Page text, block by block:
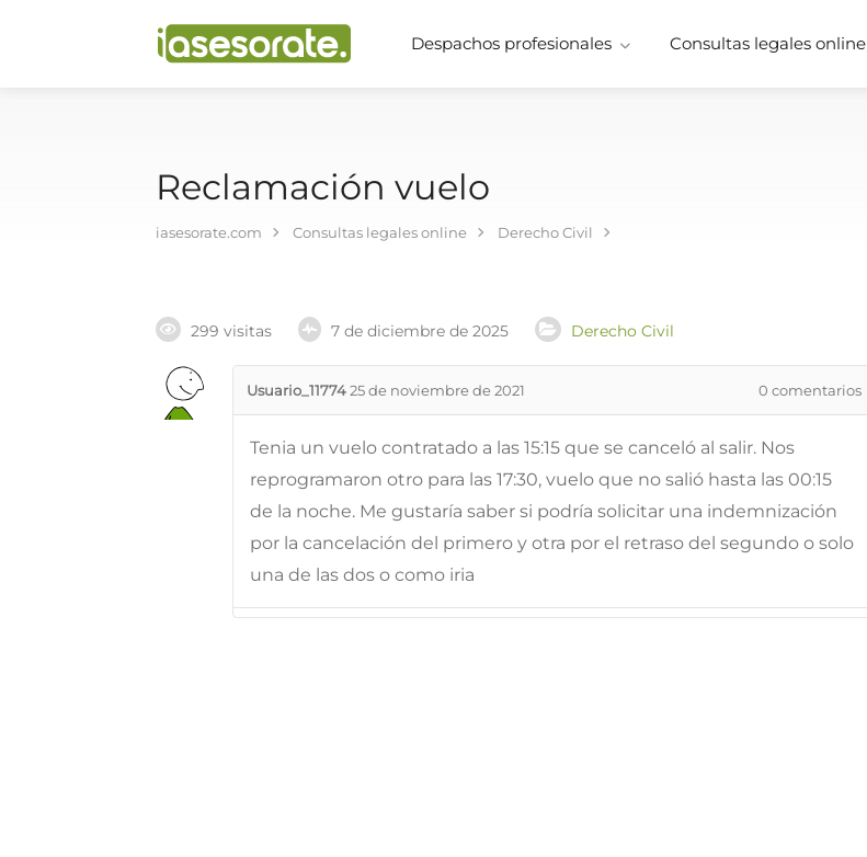
Despachos profesionales Consultas legales online
Reclamación vuelo
iasesorate.com Consultas legales online Derecho Civil
299 visitas 7 de diciembre de 2025 Derecho Civil
Usuario_1177425 de noviembre de 2021 0 comentarios
Tenia un vuelo contratado a las 15:15 que se canceló al salir. Nos
reprogramaron otro para las 17:30, vuelo que no salió hasta las 00:15
de la noche. Me gustaría saber si podría solicitar una indemnización
por la cancelación del primero y otra por el retraso del segundo o solo
una de las dos o como iria